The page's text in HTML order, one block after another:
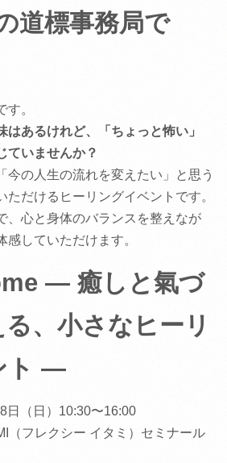
道標事務局で
。
はあるけれど、「ちょっと怖い」
ていませんか？
今の人生の流れを変えたい」と思う
ただけるヒーリングイベントです。
、心と身体のバランスを整えなが
感していただけます。
― 癒しと氣づ
、小さなヒーリ
ト ―
日（日）10:30〜16:00
（フレクシー イタミ）セミナール